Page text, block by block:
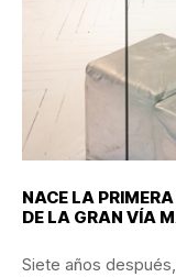
NACE LA
DE LA GRAN VÍA
Siete años